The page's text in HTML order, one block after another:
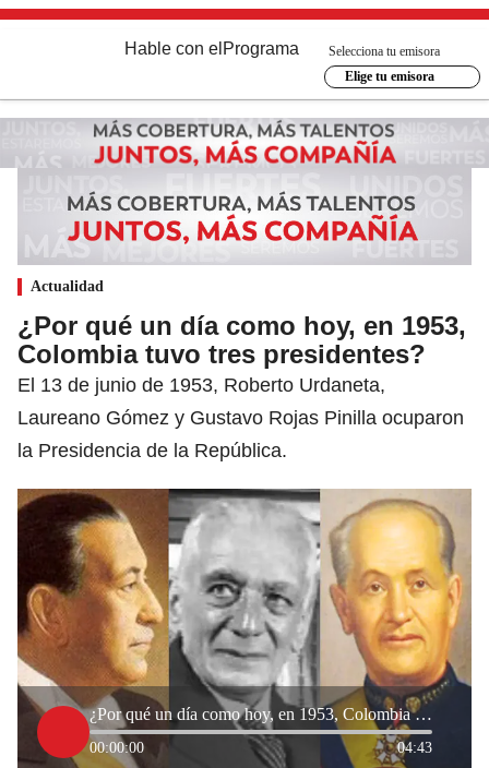
Hable con el Programa
Selecciona tu emisora
Elige tu emisora
Actualidad
¿Por qué un día como hoy, en 1953,
Colombia tuvo tres presidentes?
El 13 de junio de 1953, Roberto Urdaneta,
Laureano Gómez y Gustavo Rojas Pinilla ocuparon
la Presidencia de la República.
¿Por qué un día como hoy, en 1953, Colombia tuvo tres presidentes?
00:00:00 04:43